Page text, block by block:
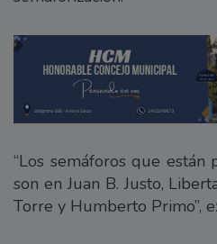
“Los semáforos que están
son en Juan B. Justo,
Torre y Humberto Primo”,